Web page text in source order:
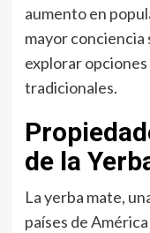
aumento en
mayor conciencia
explorar
tradicionales.
de la
La yerba mate,
países de